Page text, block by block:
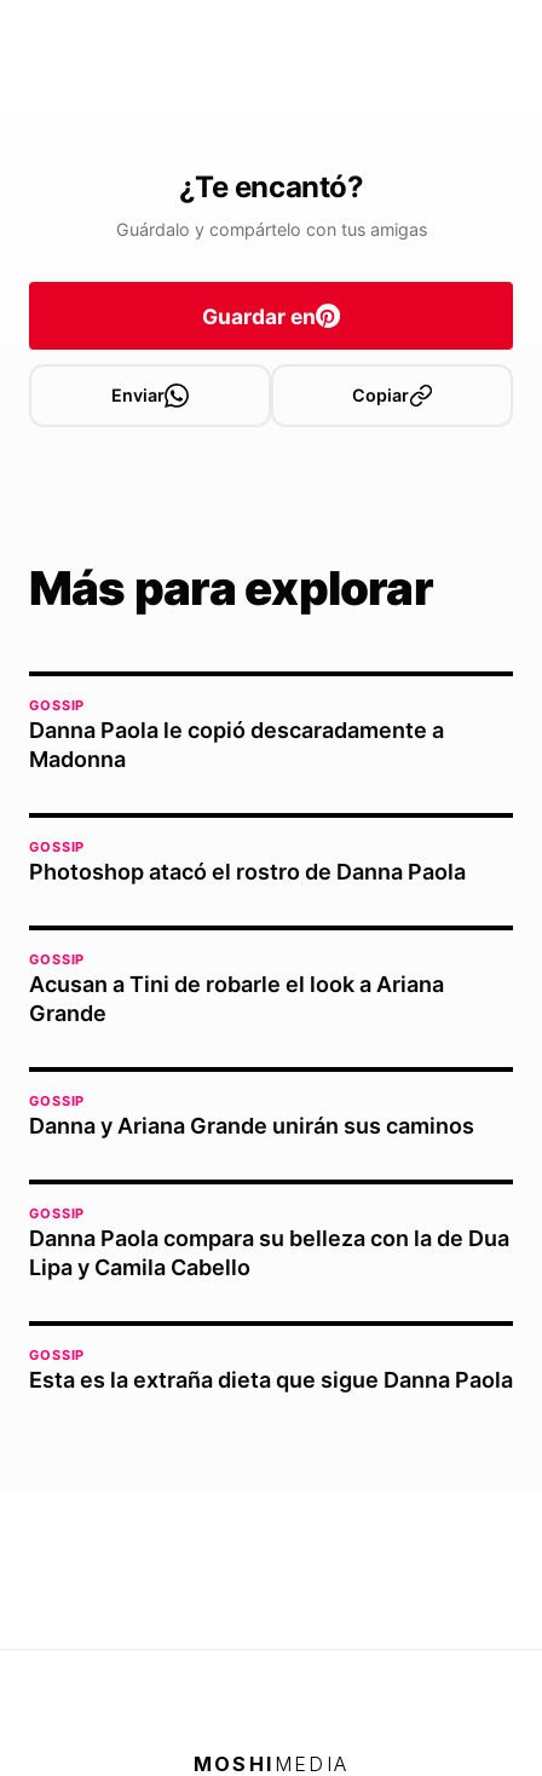
¿Te encantó?
Guárdalo y compártelo con tus amigas
Guardar en
Enviar Copiar
Más para explorar
GOSSIP
Danna Paola le copió descaradamente a
Madonna
GOSSIP
Photoshop atacó el rostro de Danna Paola
GOSSIP
Acusan a Tini de robarle el look a Ariana
Grande
GOSSIP
Danna y Ariana Grande unirán sus caminos
GOSSIP
Danna Paola compara su belleza con la de Dua
Lipa y Camila Cabello
GOSSIP
Esta es la extraña dieta que sigue Danna Paola
MOSHI MEDIA